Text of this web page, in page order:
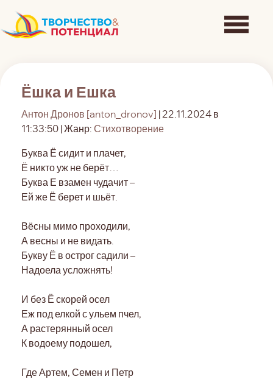
Ёшка и Ешка
Антон Дронов [anton_dronov]
| 22.11.2024 в
11:33:50 | Жанр: Стихотворение
Буква Ё сидит и плачет,
Ё никто уж не берёт…
Буква Е взамен чудачит –
Ей же Ё берет и шьёт.
Вёсны мимо проходили,
А весны и не видать.
Букву Ё в острог садили –
Надоела усложнять!
И без Ё скорей осел
Еж под елкой с ульем пчел,
А растерянный осел
К водоему подошел,
Где Артем, Семен и Петр